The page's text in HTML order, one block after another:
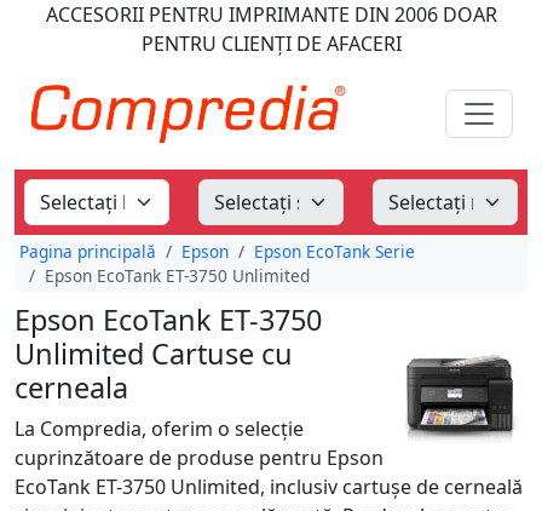
ACCESORII PENTRU IMPRIMANTE DIN 2006DOAR
PENTRU CLIENȚI DE AFACERI
Pagina principală Epson
Epson EcoTank Serie
Epson EcoTank ET-3750 Unlimited
Epson EcoTank ET-3750
Unlimited Cartuse cu
cerneala
La Compredia, oferim o selecție
cuprinzătoare de produse pentru Epson
EcoTank ET-3750 Unlimited, inclusiv cartușe de cerneală